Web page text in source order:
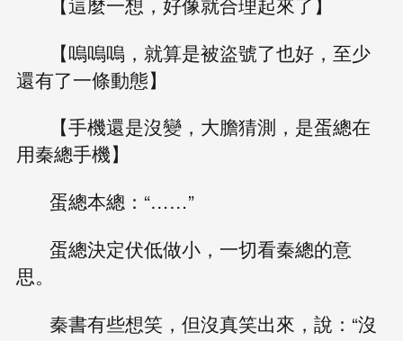
【嗚嗚嗚，就算是被盜號了也好，至少
還有了一條動態】
【手機還是沒變，大膽猜測，是蛋總在
用秦總手機】
蛋總本總：“……”
蛋總決定伏低做小，一切看秦總的意
思。
秦書有些想笑，但沒真笑出來，說：“沒